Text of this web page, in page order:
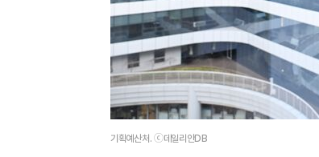
기획예산처. ⓒ데일리안DB